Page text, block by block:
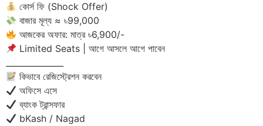
কোর্স ফি (Shock Offer)
বাজার মূল্য ≈ ৳99,000
আজকের অফার: মাত্র ৳6,900/-
Limited Seats | আগে আসলে আগে পাবেন
কিভাবে রেজিস্ট্রেশন করবেন
অফিসে এসে
ব্যাংক ট্রান্সফার
bKash / Nagad